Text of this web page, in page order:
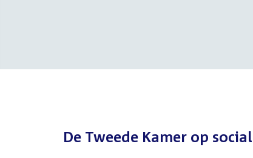
De Tweede Kamer op